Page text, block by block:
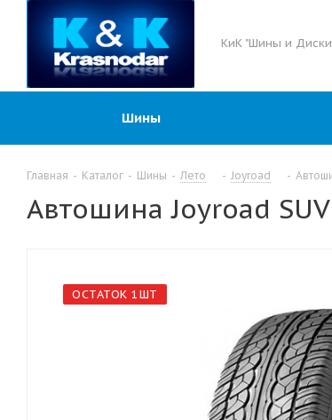
КиК "Шины и
Шины
Главная - Каталог - Шины - Лето - Joyroad -
Автошина Joyroad
ОСТАТОК 1ШТ